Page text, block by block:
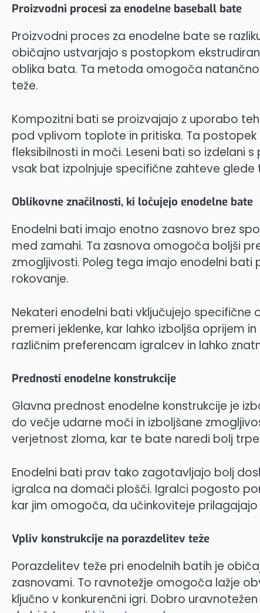
Proizvodni procesi za enodelne baseball bate
Proizvodni proces za enodelne bate se
običajno ustvarjajo s postopkom
oblika bata. Ta metoda omogoča
teže.
Kompozitni bati se proizvajajo z uporabo
pod vplivom toplote in pritiska. Ta
fleksibilnosti in moči. Leseni bati so izdelani
vsak bat izpolnjuje specifične zahteve glede
Oblikovne značilnosti, ki ločujejo enodelne bate
Enodelni bati imajo enotno zasnovo brez
med zamahi. Ta zasnova omogoča boljši
zmogljivosti. Poleg tega imajo enodelni
rokovanje.
Nekateri enodelni bati vključujejo specifične
premeri jeklenke, kar lahko izboljša oprijem
različnim preferencam igralcev in lahko
Prednosti enodelne konstrukcije
Glavna prednost enodelne konstrukcije je
do večje udarne moči in izboljšane
verjetnost zloma, kar te bate naredi bolj
Enodelni bati prav tako zagotavljajo bolj
igralca na domači plošči. Igralci pogosto
kar jim omogoča, da učinkoviteje prilagajajo
Vpliv konstrukcije na porazdelitev teže
Porazdelitev teže pri enodelnih batih je
zasnovami. To ravnotežje omogoča lažje
ključno v konkurenčni igri. Dobro